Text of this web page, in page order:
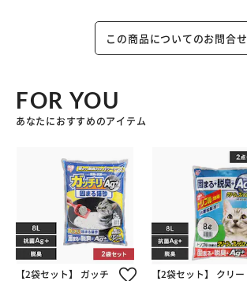
この商品についてのお問合せ
FOR YOU
あなたにおすすめのアイテム
【2袋セット】 ガッチ
【2袋セット】 クリー